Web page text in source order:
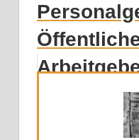
deutlich